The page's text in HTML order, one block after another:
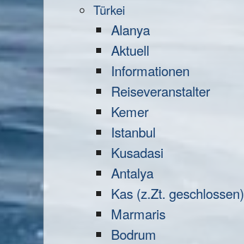
Türkei
Alanya
Aktuell
Informationen
Reiseveranstalter
Kemer
Istanbul
Kusadasi
Antalya
Kas (z.Zt. geschlossen)
Marmaris
Bodrum